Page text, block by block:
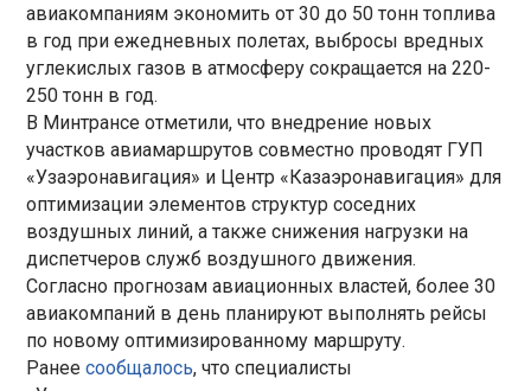
авиакомпаниям экономить от 30 до 50 тонн топлива
в год при ежедневных полетах, выбросы вредных
углекислых газов в атмосферу сокращается на 220-
250 тонн в год.
В Минтрансе отметили, что внедрение новых
участков авиамаршрутов совместно проводят ГУП
«Узаэронавигация» и Центр «Казаэронавигация» для
оптимизации элементов структур соседних
воздушных линий, а также снижения нагрузки на
диспетчеров служб воздушного движения.
Согласно прогнозам авиационных властей, более 30
авиакомпаний в день планируют выполнять рейсы
по новому оптимизированному маршруту.
Ранеесообщалось, что специалисты